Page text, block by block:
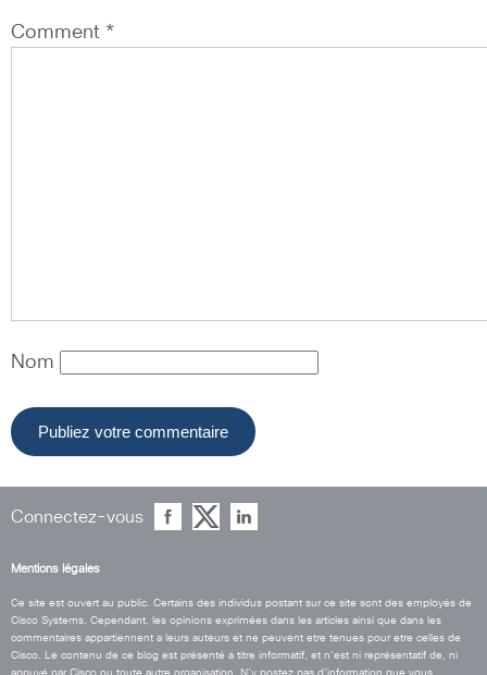
Comment *
Nom
Connectez-vous
Mentions légales
Ce site est ouvert au public. Certains des individus postant sur ce site sont des employés de
Cisco Systems. Cependant, les opinions exprimées dans les articles ainsi que dans les
commentaires appartiennent a leurs auteurs et ne peuvent etre tenues pour etre celles de
Cisco. Le contenu de ce blog est présenté a titre informatif, et n’est ni représentatif de, ni